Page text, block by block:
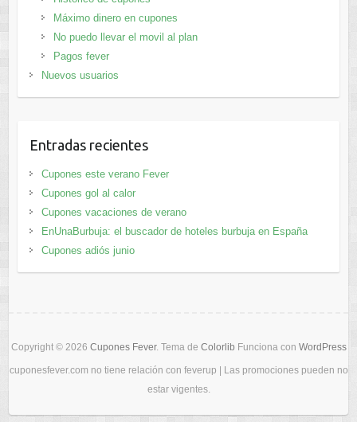
Máximo dinero en cupones
No puedo llevar el movil al plan
Pagos fever
Nuevos usuarios
Entradas recientes
Cupones este verano Fever
Cupones gol al calor
Cupones vacaciones de verano
EnUnaBurbuja: el buscador de hoteles burbuja en España
Cupones adiós junio
Copyright © 2026 Cupones Fever. Tema de Colorlib Funciona con WordPress
cuponesfever.com no tiene relación con feverup | Las promociones pueden no
estar vigentes.